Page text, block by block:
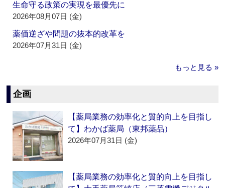
生命守る政策の実現を最優先に
2026年08月07日 (金)
薬価逆ざや問題の抜本的改革を
2026年07月31日 (金)
もっと見る »
企画
【薬局業務の効率化と質的向上を目指し
て】わかば薬局（東邦薬品）
2026年07月31日 (金)
【薬局業務の効率化と質的向上を目指し